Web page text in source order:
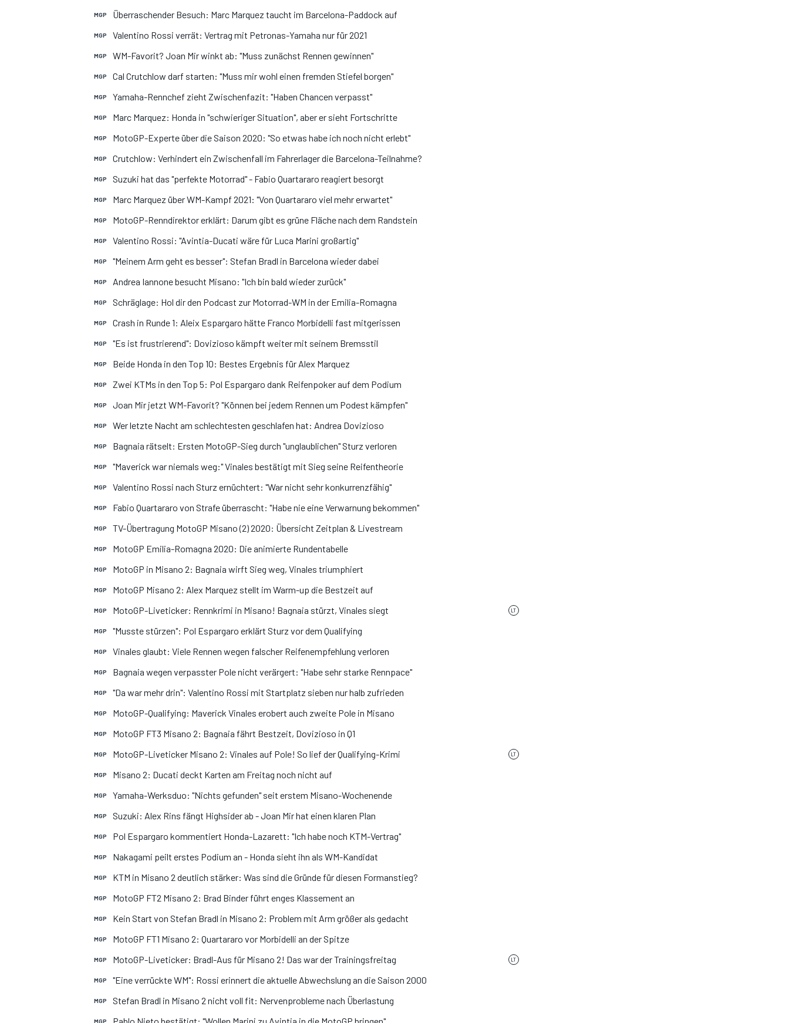
MGP Überraschender Besuch: Marc Marquez taucht im Barcelona-Paddock auf
MGP Valentino Rossi verrät: Vertrag mit Petronas-Yamaha nur für 2021
MGP WM-Favorit? Joan Mir winkt ab: "Muss zunächst Rennen gewinnen"
MGP Cal Crutchlow darf starten: "Muss mir wohl einen fremden Stiefel borgen"
MGP Yamaha-Rennchef zieht Zwischenfazit: "Haben Chancen verpasst"
MGP Marc Marquez: Honda in "schwieriger Situation", aber er sieht Fortschritte
MGP MotoGP-Experte über die Saison 2020: "So etwas habe ich noch nicht erlebt"
MGP Crutchlow: Verhindert ein Zwischenfall im Fahrerlager die Barcelona-Teilnahme?
MGP Suzuki hat das "perfekte Motorrad" - Fabio Quartararo reagiert besorgt
MGP Marc Marquez über WM-Kampf 2021: "Von Quartararo viel mehr erwartet"
MGP MotoGP-Renndirektor erklärt: Darum gibt es grüne Fläche nach dem Randstein
MGP Valentino Rossi: "Avintia-Ducati wäre für Luca Marini großartig"
MGP "Meinem Arm geht es besser": Stefan Bradl in Barcelona wieder dabei
MGP Andrea Iannone besucht Misano: "Ich bin bald wieder zurück"
MGP Schräglage: Hol dir den Podcast zur Motorrad-WM in der Emilia-Romagna
MGP Crash in Runde 1: Aleix Espargaro hätte Franco Morbidelli fast mitgerissen
MGP "Es ist frustrierend": Dovizioso kämpft weiter mit seinem Bremsstil
MGP Beide Honda in den Top 10: Bestes Ergebnis für Alex Marquez
MGP Zwei KTMs in den Top 5: Pol Espargaro dank Reifenpoker auf dem Podium
MGP Joan Mir jetzt WM-Favorit? "Können bei jedem Rennen um Podest kämpfen"
MGP Wer letzte Nacht am schlechtesten geschlafen hat: Andrea Dovizioso
MGP Bagnaia rätselt: Ersten MotoGP-Sieg durch "unglaublichen" Sturz verloren
MGP "Maverick war niemals weg:" Vinales bestätigt mit Sieg seine Reifentheorie
MGP Valentino Rossi nach Sturz ernüchtert: "War nicht sehr konkurrenzfähig"
MGP Fabio Quartararo von Strafe überrascht: "Habe nie eine Verwarnung bekommen"
MGP TV-Übertragung MotoGP Misano (2) 2020: Übersicht Zeitplan & Livestream
MGP MotoGP Emilia-Romagna 2020: Die animierte Rundentabelle
MGP MotoGP in Misano 2: Bagnaia wirft Sieg weg, Vinales triumphiert
MGP MotoGP Misano 2: Alex Marquez stellt im Warm-up die Bestzeit auf
MGP MotoGP-Liveticker: Rennkrimi in Misano! Bagnaia stürzt, Vinales siegt
MGP "Musste stürzen": Pol Espargaro erklärt Sturz vor dem Qualifying
MGP Vinales glaubt: Viele Rennen wegen falscher Reifenempfehlung verloren
MGP Bagnaia wegen verpasster Pole nicht verärgert: "Habe sehr starke Rennpace"
MGP "Da war mehr drin": Valentino Rossi mit Startplatz sieben nur halb zufrieden
MGP MotoGP-Qualifying: Maverick Vinales erobert auch zweite Pole in Misano
MGP MotoGP FT3 Misano 2: Bagnaia fährt Bestzeit, Dovizioso in Q1
MGP MotoGP-Liveticker Misano 2: Vinales auf Pole! So lief der Qualifying-Krimi
MGP Misano 2: Ducati deckt Karten am Freitag noch nicht auf
MGP Yamaha-Werksduo: "Nichts gefunden" seit erstem Misano-Wochenende
MGP Suzuki: Alex Rins fängt Highsider ab - Joan Mir hat einen klaren Plan
MGP Pol Espargaro kommentiert Honda-Lazarett: "Ich habe noch KTM-Vertrag"
MGP Nakagami peilt erstes Podium an - Honda sieht ihn als WM-Kandidat
MGP KTM in Misano 2 deutlich stärker: Was sind die Gründe für diesen Formanstieg?
MGP MotoGP FT2 Misano 2: Brad Binder führt enges Klassement an
MGP Kein Start von Stefan Bradl in Misano 2: Problem mit Arm größer als gedacht
MGP MotoGP FT1 Misano 2: Quartararo vor Morbidelli an der Spitze
MGP MotoGP-Liveticker: Bradl-Aus für Misano 2! Das war der Trainingsfreitag
MGP "Eine verrückte WM": Rossi erinnert die aktuelle Abwechslung an die Saison 2000
MGP Stefan Bradl in Misano 2 nicht voll fit: Nervenprobleme nach Überlastung
MGP